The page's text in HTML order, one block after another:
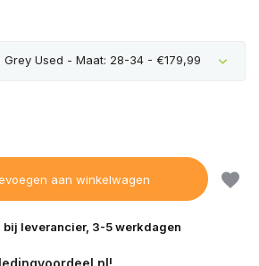
Grey Used - Maat: 28-34 - €179,99
aan winkelwagen
bij leverancier, 3-5 werkdagen